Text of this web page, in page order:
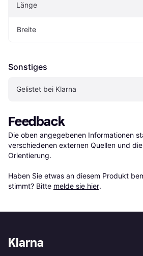
Länge
Breite
Sonstiges
Gelistet bei Klarna
Feedback
Die oben angegebenen Informationen
verschiedenen externen Quellen und
Orientierung.
Haben Sie etwas an diesem Produkt
stimmt? Bitte melde sie hier.
Klarna